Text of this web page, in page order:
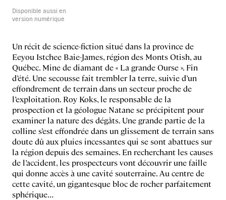
Disponible aussi en
version numérique
Un récit de science-fiction situé dans la province de
Eeyou Istchee Baie-James, région des Monts Otish, au
Québec. Mine de diamant de « La grande Ourse ». Fin
d’été. Une secousse fait trembler la terre, suivie d’un
effondrement de terrain dans un secteur proche de
l’exploitation. Roy Koks, le responsable de la
prospection et la géologue Natane se précipitent pour
examiner la nature des dégâts. Une grande partie de la
colline s’est effondrée dans un glissement de terrain sans
doute dû aux pluies incessantes qui se sont abattues sur
la région depuis des semaines. En recherchant les causes
de l’accident, les prospecteurs vont découvrir une faille
qui donne accès à une cavité souterraine. Au centre de
cette cavité, un gigantesque bloc de rocher parfaitement
sphérique…